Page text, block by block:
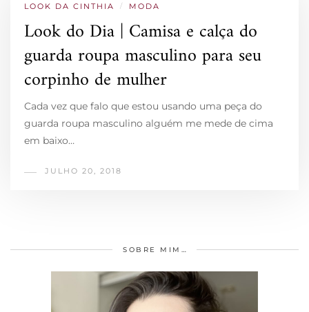
LOOK DA CINTHIA / MODA
Look do Dia | Camisa e calça do
guarda roupa masculino para seu
corpinho de mulher
Cada vez que falo que estou usando uma peça do
guarda roupa masculino alguém me mede de cima
em baixo…
JULHO 20, 2018
SOBRE MIM…